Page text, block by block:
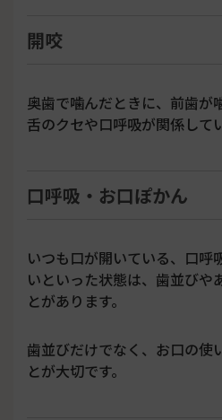
開咬
奥歯で噛んだときに、前歯が
舌のクセや口呼吸が関係して
口呼吸・お口ぽかん
いつも口が開いている、口呼
いといった状態は、歯並びや
とがあります。
歯並びだけでなく、お口の使
とが大切です。